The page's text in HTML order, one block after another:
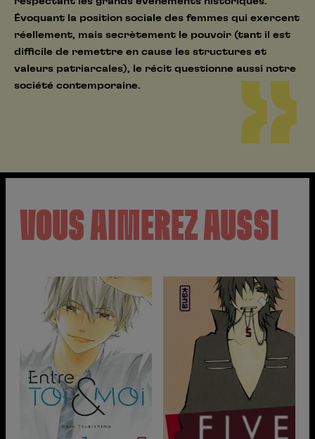
Évoquant la position sociale des femmes qui exercent
réellement, mais secrètement le pouvoir (tant il est
difficile de remettre en cause les structures et
valeurs patriarcales), le récit questionne aussi notre
société contemporaine.
VOUS AIMEREZ AUSSI